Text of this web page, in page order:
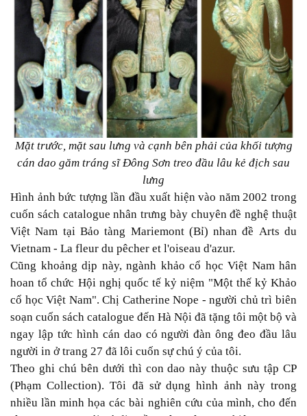
Mặt trước, mặt sau lưng và cạnh bên phải của khối tượng
cán dao găm tráng sĩ Đông Sơn treo đầu lâu kẻ địch sau
lưng
Hình ảnh bức tượng lần đầu xuất hiện vào năm 2002 trong
cuốn sách catalogue nhân trưng bày chuyên đề nghệ thuật
Việt Nam tại Bảo tàng Mariemont (Bỉ) nhan đề Arts du
Vietnam - La fleur du pêcher et l'oiseau d'azur.
Cũng khoảng dịp này, ngành khảo cổ học Việt Nam hân
hoan tổ chức Hội nghị quốc tế kỷ niệm "Một thế kỷ Khảo
cổ học Việt Nam". Chị Catherine Nope - người chủ trì biên
soạn cuốn sách catalogue đến Hà Nội đã tặng tôi một bộ và
ngay lập tức hình cán dao có người đàn ông đeo đầu lâu
người in ở trang 27 đã lôi cuốn sự chú ý của tôi.
Theo ghi chú bên dưới thì con dao này thuộc sưu tập CP
(Phạm Collection). Tôi đã sử dụng hình ảnh này trong
nhiều lần minh họa các bài nghiên cứu của mình, cho đến